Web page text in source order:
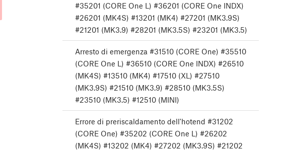
#35201 (CORE One L) #36201 (CORE One INDX)
#26201 (MK4S) #13201 (MK4) #27201 (MK3.9S)
#21201 (MK3.9) #28201 (MK3.5S) #23201 (MK3.5)
Arresto di emergenza #31510 (CORE One) #35510
(CORE One L) #36510 (CORE One INDX) #26510
(MK4S) #13510 (MK4) #17510 (XL) #27510
(MK3.9S) #21510 (MK3.9) #28510 (MK3.5S)
#23510 (MK3.5) #12510 (MINI)
Errore di preriscaldamento dell'hotend #31202
(CORE One) #35202 (CORE One L) #26202
(MK4S) #13202 (MK4) #27202 (MK3.9S) #21202